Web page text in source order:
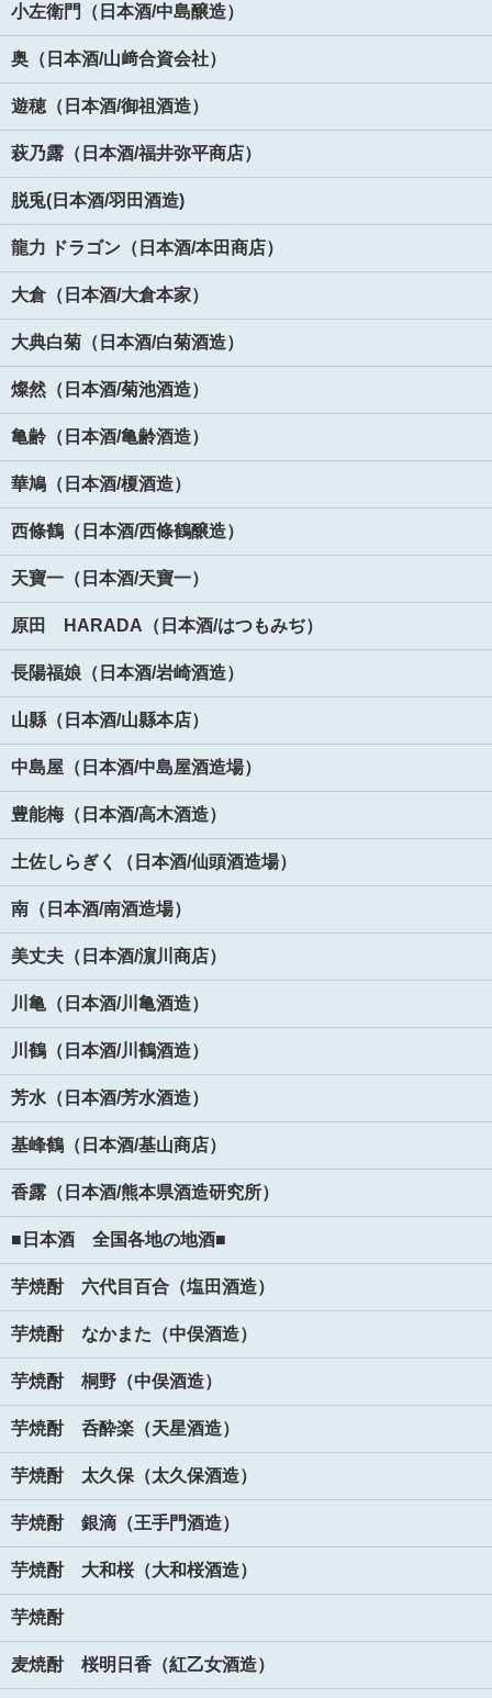
小左衛門（日本酒/中島醸造）
奥（日本酒/山﨑合資会社）
遊穂（日本酒/御祖酒造）
萩乃露（日本酒/福井弥平商店）
脱兎(日本酒/羽田酒造)
龍力 ドラゴン（日本酒/本田商店）
大倉（日本酒/大倉本家）
大典白菊（日本酒/白菊酒造）
燦然（日本酒/菊池酒造）
亀齢（日本酒/亀齢酒造）
華鳩（日本酒/榎酒造）
西條鶴（日本酒/西條鶴醸造）
天寶一（日本酒/天寶一）
原田 HARADA（日本酒/はつもみぢ）
長陽福娘（日本酒/岩崎酒造）
山縣（日本酒/山縣本店）
中島屋（日本酒/中島屋酒造場）
豊能梅（日本酒/高木酒造）
土佐しらぎく（日本酒/仙頭酒造場）
南（日本酒/南酒造場）
美丈夫（日本酒/濵川商店）
川亀（日本酒/川亀酒造）
川鶴（日本酒/川鶴酒造）
芳水（日本酒/芳水酒造）
基峰鶴（日本酒/基山商店）
香露（日本酒/熊本県酒造研究所）
■日本酒 全国各地の地酒■
芋焼酎 六代目百合（塩田酒造）
芋焼酎 なかまた（中俣酒造）
芋焼酎 桐野（中俣酒造）
芋焼酎 呑酔楽（天星酒造）
芋焼酎 太久保（太久保酒造）
芋焼酎 銀滴（王手門酒造）
芋焼酎 大和桜（大和桜酒造）
芋焼酎
麦焼酎 桜明日香（紅乙女酒造）